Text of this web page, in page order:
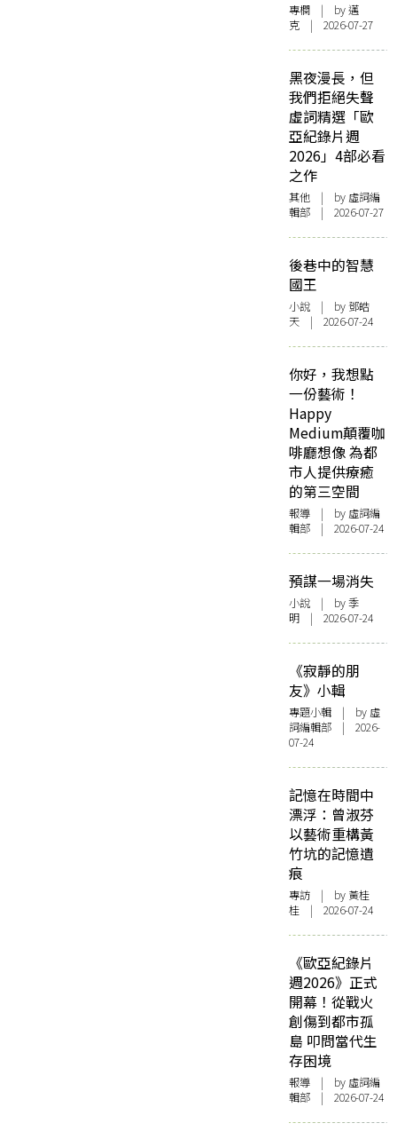
專欄 | by邁
克 | 2026-07-27
黑夜漫長，但
我們拒絕失聲
虛詞精選「歐
亞紀錄片週
2026」4部必看
之作
其他 | by 虛詞編
輯部 | 2026-07-27
後巷中的智慧
國王
小說 | by 鄧皓
天 | 2026-07-24
你好，我想點
一份藝術！
Happy
Medium顛覆咖
啡廳想像 為都
市人提供療癒
的第三空間
報導 | by 虛詞編
輯部 | 2026-07-24
預謀一場消失
小說 | by 季
明 | 2026-07-24
《寂靜的朋
友》小輯
專題小輯 | by 虛
詞編輯部 | 2026-
07-24
記憶在時間中
漂浮：曾淑芬
以藝術重構黃
竹坑的記憶遺
痕
專訪 | by 黃桂
桂 | 2026-07-24
《歐亞紀錄片
週2026》正式
開幕！從戰火
創傷到都市孤
島 叩問當代生
存困境
報導 | by 虛詞編
輯部 | 2026-07-24